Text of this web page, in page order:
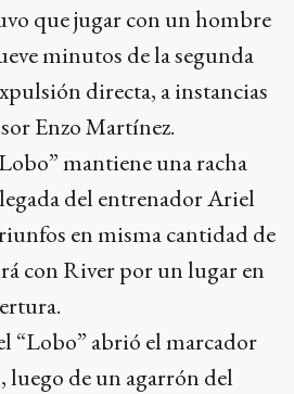
que jugar con un hombre
minutos de la segunda
directa, a instancias
Enzo Martínez.
mantiene una racha
del entrenador Ariel
en misma cantidad de
con River por un lugar en
“Lobo” abrió el marcador
luego de un agarrón del